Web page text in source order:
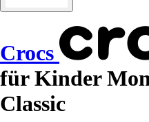
Crocs
für Kinder
Classic